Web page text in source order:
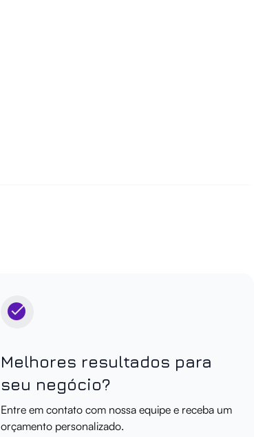
Melhores resultados para
seu negócio?
Entre em contato com nossa equipe e receba um
orçamento personalizado.